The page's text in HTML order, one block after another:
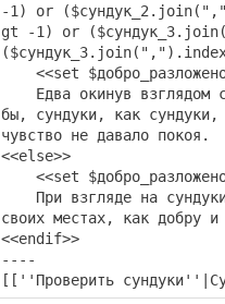
-1) or
gt -1) or
<<set
Едва окинув взглядом
бы, сундуки, как сундуки,
чувство не давало покоя.
<<else>>
<<set
При взгляде на сундуки
своих местах, как добру и
<<endif>>
----
[[''Проверить